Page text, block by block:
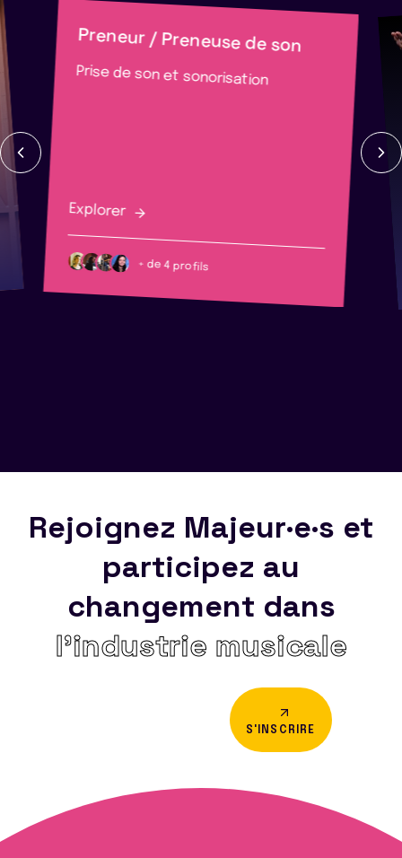
Preneur / Preneuse de son
Prise de son et sonorisation
Explorer
+ de 4 profils
Rejoignez Majeur·e·s et
participez au
changement dans
l’industrie musicale
S'INSCRIRE